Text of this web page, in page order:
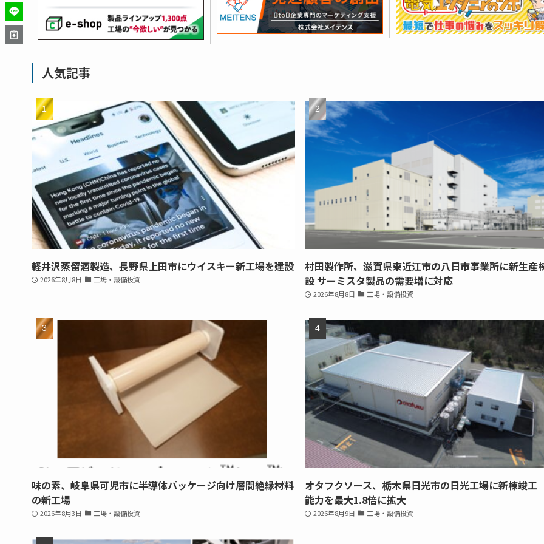
人気記事
軽井沢蒸留酒製造、長野県上田市にウイスキー新工場を建設
2026年8月8日 工場・設備投資
村田製作所、滋賀県東近江市の八日市事業所に新生産
設 サーミスタ製品の需要増に対応
2026年8月8日 工場・設備投資
味の素、岐阜県可児市に半導体パッケージ向け層間絶縁材料
の新工場
2026年8月3日 工場・設備投資
オタフクソース、栃木県日光市の日光工場に新棟竣
能力を最大1.8倍に拡大
2026年8月9日 工場・設備投資